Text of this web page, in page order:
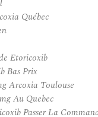
Québec
Etoricoxib
Bas Prix
Arcoxia Toulouse
Au Quebec
Passer La